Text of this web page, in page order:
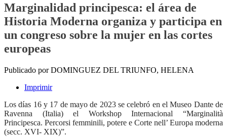
Marginalidad principesca: el área de
Historia Moderna organiza y participa en
un congreso sobre la mujer en las cortes
europeas
Publicado por DOMINGUEZ DEL TRIUNFO, HELENA
Imprimir
Los días 16 y 17 de mayo de 2023 se celebró en el Museo Dante de
Ravenna (Italia) el Workshop Internacional “Marginalità
Principesca. Percorsi femminili, potere e Corte nell’ Europa moderna
(secc. XVI- XIX)”.